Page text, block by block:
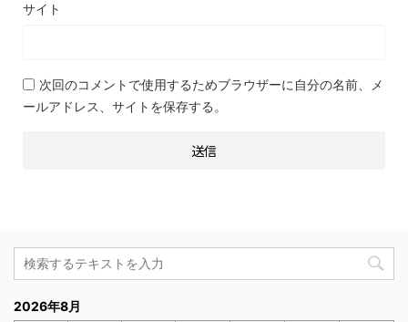
サイト
次回のコメントで使用するためブラウザーに自分の名前、メ
ールアドレス、サイトを保存する。
2026年8月